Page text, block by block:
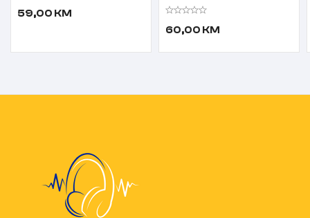
59,00 KM
naglavne bežične
mikrofonom crne
60,00 KM